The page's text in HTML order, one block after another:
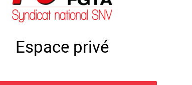
Espace privé